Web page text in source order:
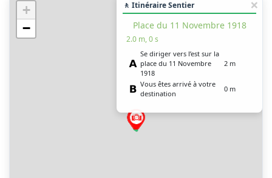
+
−
🚶 Itinéraire Sentier
Place du 11 Novembre 1918
2.0 m, 0 s
Se diriger vers l’est sur la
place du 11 Novembre
1918
2 m
Vous êtes arrivé à votre
destination
0 m